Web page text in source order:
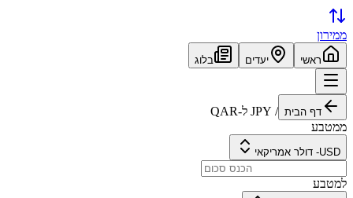
ממירון
ראשי יעדים בלוג
דף הבית /
JPY ל-QAR
ממטבע
USD
- דולר אמריקאי
למטבע